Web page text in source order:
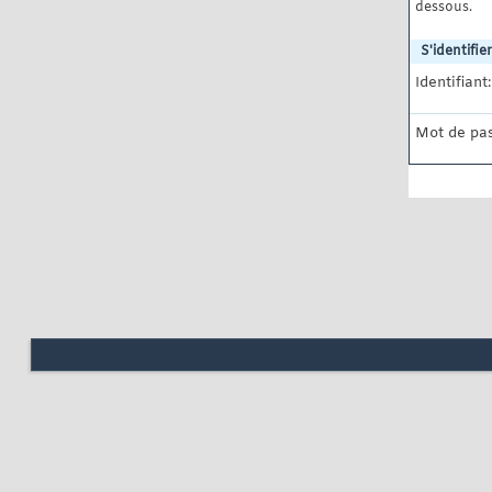
dessous.
S'identifier
Identifiant:
Mot de